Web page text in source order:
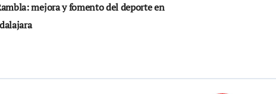
mejora y fomento del deporte en